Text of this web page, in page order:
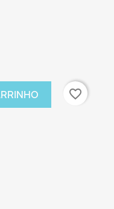
favorite_border